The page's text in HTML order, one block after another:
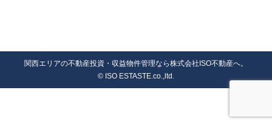
関西エリアの不動産投資・収益物件管理なら株式会社ISO不動産へ。
© ISO ESTASTE.co.,ltd.